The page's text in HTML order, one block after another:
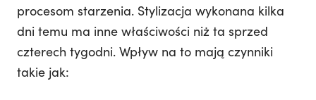
procesom starzenia. Stylizacja wykonana kilka
dni temu ma inne właściwości niż ta sprzed
czterech tygodni. Wpływ na to mają czynniki
takie jak: